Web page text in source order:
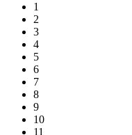
1
2
3
4
5
6
7
8
9
10
11